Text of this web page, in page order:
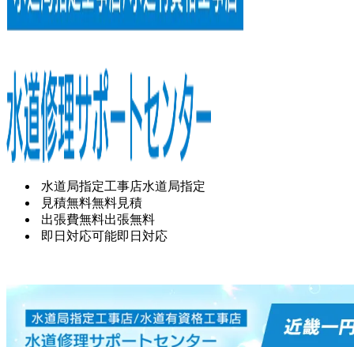
水道局指定工事店水道局指定
見積無料無料見積
出張費無料出張無料
即日対応可能即日対応